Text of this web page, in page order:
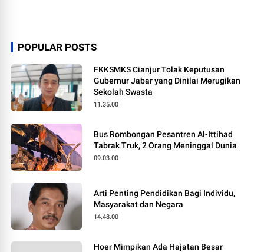
POPULAR POSTS
FKKSMKS Cianjur Tolak Keputusan
Gubernur Jabar yang Dinilai Merugikan
Sekolah Swasta
11.35.00
Bus Rombongan Pesantren Al-Ittihad
Tabrak Truk, 2 Orang Meninggal Dunia
09.03.00
Arti Penting Pendidikan Bagi Individu,
Masyarakat dan Negara
14.48.00
Hoer Mimpikan Ada Hajatan Besar